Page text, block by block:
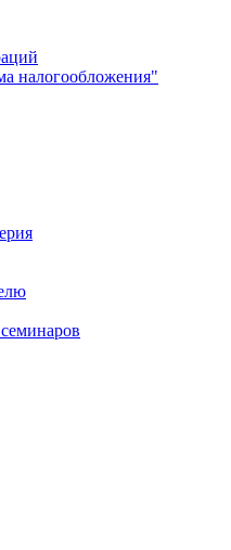
налогообложения"